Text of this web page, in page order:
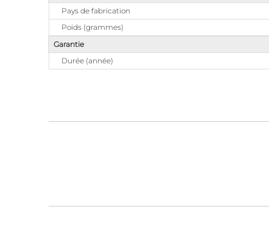
Pays de fabrication
Poids (grammes)
Garantie
Durée (année)